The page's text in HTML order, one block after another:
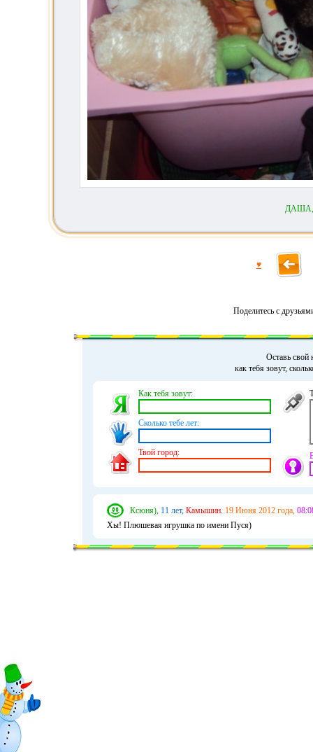
♥
Поделитесь с
Оставь свой
как тебя зовут,
Как тебя зовут:
Сколько тебе лет:
Твой город:
Ксюня), 11 лет, Камышин. 19 Июня 2012 года,
Хы! Плюшевая игрушка по имени Пуся)